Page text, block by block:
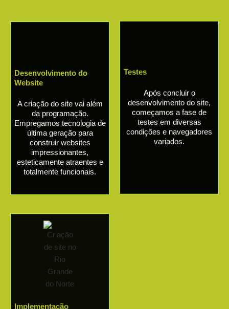
Website
da programação.
Empregamos tecnologia de
última geração para
construir websites
impressionantes,
esteticamente atraentes e
totalmente funcionais.
Testes
Após concluir o
desenvolvimento do site,
começamos a fase de
testes em diversas
condições e navegadores
variados.